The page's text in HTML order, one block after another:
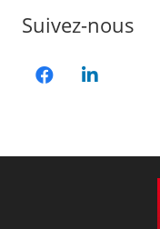
Suivez-nous